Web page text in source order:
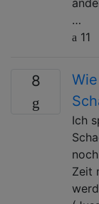
…
11
8
Ich
Zeit